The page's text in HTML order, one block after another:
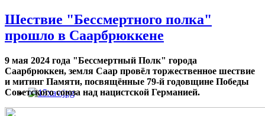
Шествие "Бессмертного полка"
прошло в Саарбрюккене
9 мая 2024 года "Бессмертный Полк" города
Саарбрюккен, земля Саар провёл торжественное шествие
и митинг Памяти, посвящённые 79-й годовщине Победы
Советского союза над нацистской Германией.